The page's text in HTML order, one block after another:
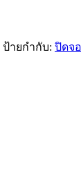
ป้ายกำกับ: ปิดจ